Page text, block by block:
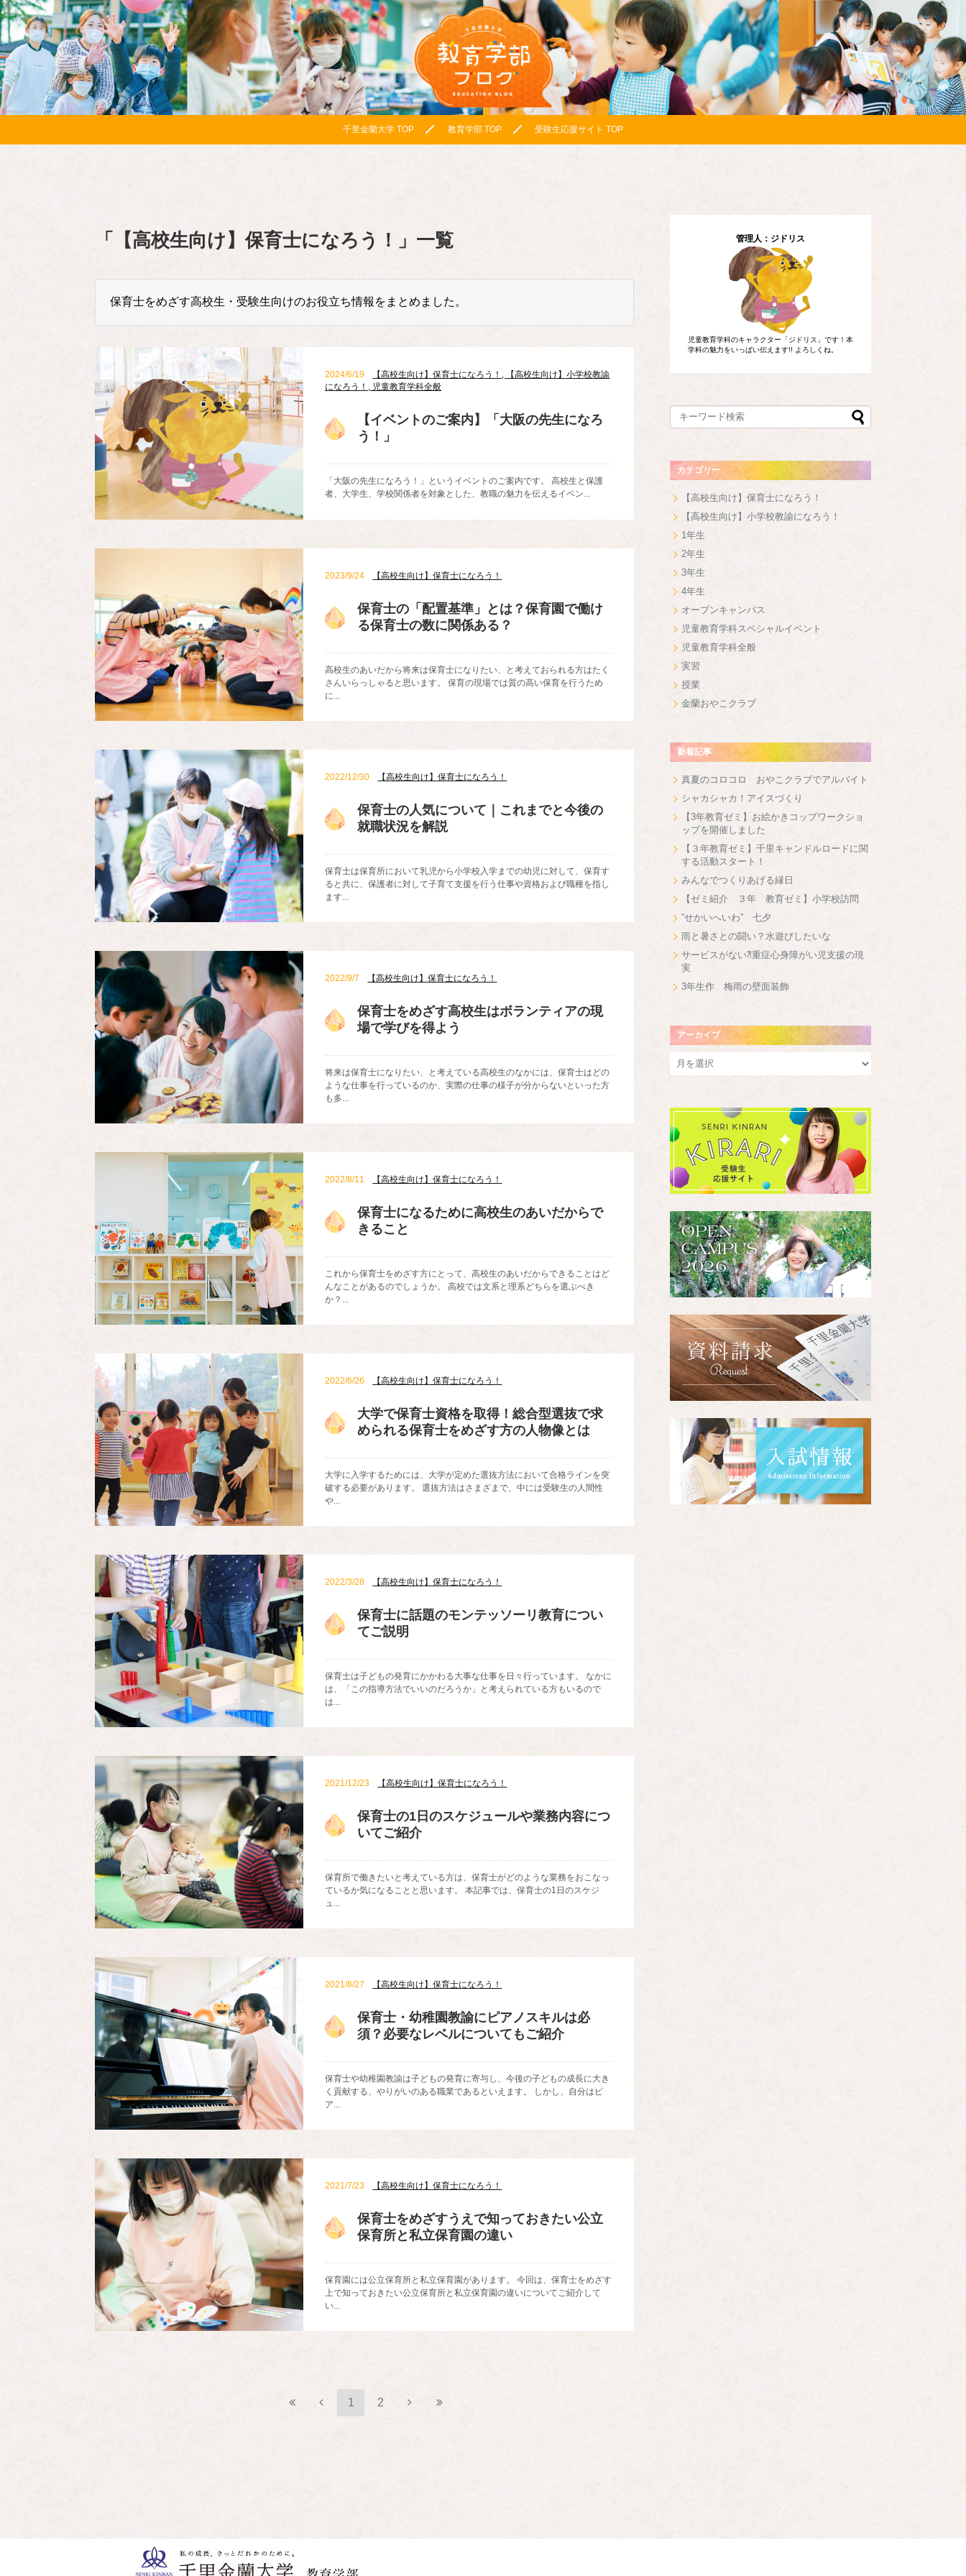
千里金蘭大学 TOP 教育学部 TOP 受験生応援サイト TOP
「 【高校生向け】保育士になろう！ 」 一覧
保育士をめざす高校生・受験生向けのお役立ち情報をまとめました。
2024/6/19 【高校生向け】保育士になろう！ ,
【高校生向け】小学校教諭
になろう！ , 児童教育学科全般
【イベントのご案内】「大阪の先生になろ
う！」
「大阪の先生になろう！」というイベントのご案内です。 高校生と保護
者、大学生、学校関係者を対象とした、教職の魅力を伝えるイベン...
2023/9/24 【高校生向け】保育士になろう！
保育士の「配置基準」とは？保育園で働け
る保育士の数に関係ある？
高校生のあいだから将来は保育士になりたい、と考えておられる方はたく
さんいらっしゃると思います。 保育の現場では質の高い保育を行うため
に...
2022/12/30 【高校生向け】保育士になろう！
保育士の人気について｜これまでと今後の
就職状況を解説
保育士は保育所において乳児から小学校入学までの幼児に対して、保育す
ると共に、保護者に対して子育て支援を行う仕事や資格および職種を指し
ます...
2022/9/7 【高校生向け】保育士になろう！
保育士をめざす高校生はボランティアの現
場で学びを得よう
将来は保育士になりたい、と考えている高校生のなかには、保育士はどの
ような仕事を行っているのか、実際の仕事の様子が分からないといった方
も多...
2022/8/11 【高校生向け】保育士になろう！
保育士になるために高校生のあいだからで
きること
これから保育士をめざす方にとって、高校生のあいだからできることはど
んなことがあるのでしょうか。 高校では文系と理系どちらを選ぶべき
か？...
2022/6/26 【高校生向け】保育士になろう！
大学で保育士資格を取得！総合型選抜で求
められる保育士をめざす方の人物像とは
大学に入学するためには、大学が定めた選抜方法において合格ラインを突
破する必要があります。 選抜方法はさまざまで、中には受験生の人間性
や...
2022/3/28 【高校生向け】保育士になろう！
保育士に話題のモンテッソーリ教育につい
てご説明
保育士は子どもの発育にかかわる大事な仕事を日々行っています。 なかに
は、「この指導方法でいいのだろうか」と考えられている方もいるので
は...
2021/12/23 【高校生向け】保育士になろう！
保育士の1日のスケジュールや業務内容につ
いてご紹介
保育所で働きたいと考えている方は、保育士がどのような業務をおこなっ
ているか気になることと思います。 本記事では、保育士の1日のスケジ
ュ...
2021/8/27 【高校生向け】保育士になろう！
保育士・幼稚園教諭にピアノスキルは必
須？必要なレベルについてもご紹介
保育士や幼稚園教諭は子どもの発育に寄与し、今後の子どもの成長に大き
く貢献する、やりがいのある職業であるといえます。 しかし、自分はピ
ア...
2021/7/23 【高校生向け】保育士になろう！
保育士をめざすうえで知っておきたい公立
保育所と私立保育園の違い
保育園には公立保育所と私立保育園があります。 今回は、保育士をめざす
上で知っておきたい公立保育所と私立保育園の違いについてご紹介して
い...
1 2
管理人：ジドリス
児童教育学科のキャラクター「ジドリス」です！本
学科の魅力をいっぱい伝えます!! よろしくね。
カテゴリー
【高校生向け】保育士になろう！
【高校生向け】小学校教諭になろう！
1年生
2年生
3年生
4年生
オープンキャンパス
児童教育学科スペシャルイベント
児童教育学科全般
実習
授業
金蘭おやこクラブ
新着記事
真夏のコロコロ おやこクラブでアルバイト
シャカシャカ！アイスづくり
【3年教育ゼミ】お絵かきコップワークショ
ップを開催しました
【３年教育ゼミ】千里キャンドルロードに関
する活動スタート！
みんなでつくりあげる縁日
【ゼミ紹介 ３年 教育ゼミ】小学校訪問
”せかいへいわ” 七夕
雨と暑さとの闘い？水遊びしたいな
サービスがない⁈重症心身障がい児支援の現
実
3年生作 梅雨の壁面装飾
アーカイブ